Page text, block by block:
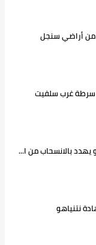
على 464 دونماً من أراضي سنجل
سرطة غرب سلفيت
يهدد بالانسحاب من ا...